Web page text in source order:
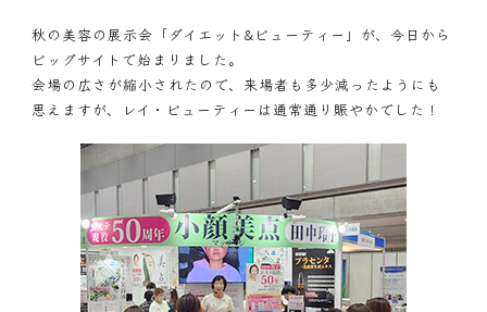
秋の美容の展示会「ダイエット&ビューティー」が、今日から
ビッグサイトで始まりました。
会場の広さが縮小されたので、来場者も多少減ったようにも
思えますが、レイ・ビューティーは通常通り賑やかでした！